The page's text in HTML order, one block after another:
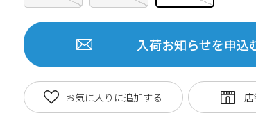
入荷お知らせを申込
お気に入りに追加する